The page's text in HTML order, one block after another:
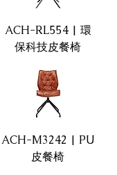
ACH-RL554 | 環
保科技皮餐椅
ACH-M3242 | PU
皮餐椅